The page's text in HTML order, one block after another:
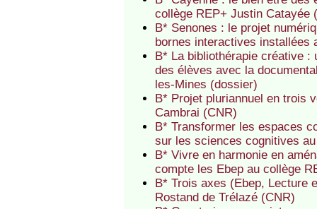
collège REP+ Justin Catayée
B* Senones : le projet
bornes interactives installées
B* La bibliothérapie créative
des élèves avec la
les-Mines (dossier)
B* Projet pluriannuel en trois
Cambrai (CNR)
B* Transformer les espaces
sur les sciences cognitives
B* Vivre en harmonie en
compte les Ebep au collège
B* Trois axes (Ebep, Lecture
Rostand de Trélazé (CNR)